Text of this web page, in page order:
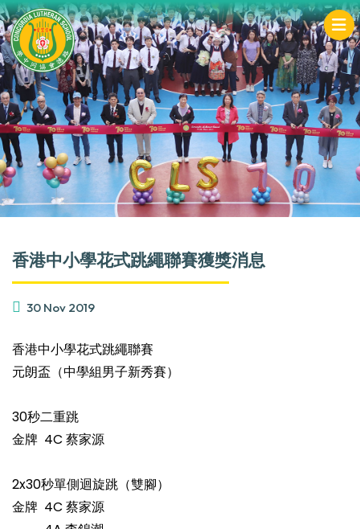
香港中小學花式跳繩聯賽獲獎消息
30 Nov 2019
香港中小學花式跳繩聯賽
元朗盃（中學組男子新秀賽）
30秒二重跳
金牌 4C 蔡家源
2x30秒單側迴旋跳（雙腳）
金牌 4C 蔡家源